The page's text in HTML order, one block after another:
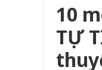
10
TỰ